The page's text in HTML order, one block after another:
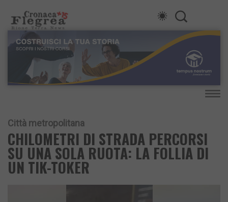
Città metropolitana
CHILOMETRI DI STRADA PERCORSI
SU UNA SOLA RUOTA: LA FOLLIA DI
UN TIK-TOKER